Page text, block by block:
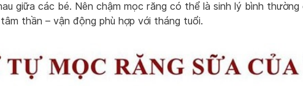
giữa các bé. Nên chậm mọc răng có thể là sinh lý bình thường
thần – vận động phù hợp với tháng tuổi.